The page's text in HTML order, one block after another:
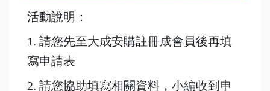
活動說明：
1. 請您先至大成安購註冊成會員後再填
寫申請表
2. 請您協助填寫相關資料，小編收到申